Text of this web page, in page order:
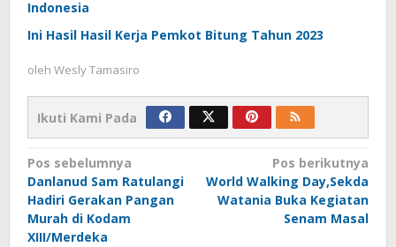
Indonesia
Ini Hasil Hasil Kerja Pemkot Bitung Tahun 2023
oleh Wesly Tamasiro
Ikuti Kami Pada
Navigasi
pos
Pos sebelumnya
Danlanud Sam Ratulangi
Hadiri Gerakan Pangan
Murah di Kodam
XIII/Merdeka
Pos berikutnya
World Walking Day,Sekda
Watania Buka Kegiatan
Senam Masal